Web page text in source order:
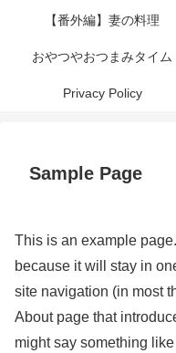
【番外編】妻の料理
おやつやおつまみタイム
Privacy Policy
Sample Page
This is an example
because it will stay in
site navigation (in most
About page that
might say something like